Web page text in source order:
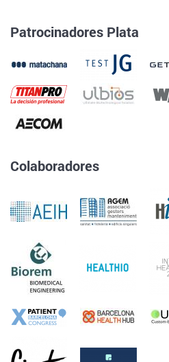
Patrocinadores Plata
Colaboradores